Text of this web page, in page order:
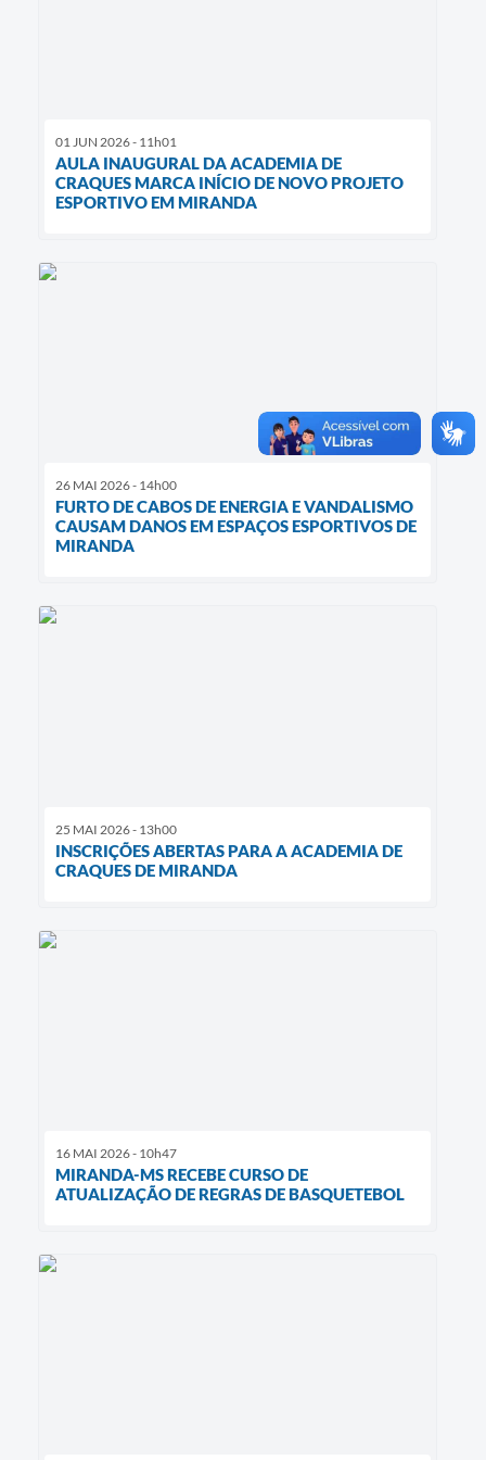
01 JUN 2026 - 11h01
AULA INAUGURAL DA ACADEMIA DE
CRAQUES MARCA INÍCIO DE NOVO PROJETO
ESPORTIVO EM MIRANDA
26 MAI 2026 - 14h00
FURTO DE CABOS DE ENERGIA E VANDALISMO
CAUSAM DANOS EM ESPAÇOS ESPORTIVOS DE
MIRANDA
25 MAI 2026 - 13h00
INSCRIÇÕES ABERTAS PARA A ACADEMIA DE
CRAQUES DE MIRANDA
16 MAI 2026 - 10h47
MIRANDA-MS RECEBE CURSO DE
ATUALIZAÇÃO DE REGRAS DE BASQUETEBOL